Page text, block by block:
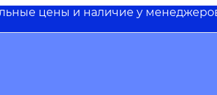
цены и наличие у